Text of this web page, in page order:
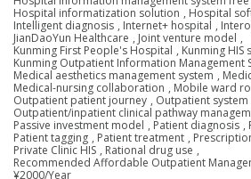
Hospital informatization solution , Hospital
Intelligent diagnosis , Internet+ hospital ,
JianDaoYun Healthcare , Joint venture model ,
Kunming First People's Hospital , Kunming HIS
Kunming Outpatient Information Management
Medical aesthetics management system ,
Medical-nursing collaboration , Mobile ward
Outpatient patient journey , Outpatient
Outpatient/inpatient clinical pathway
Passive investment model , Patient diagnosis ,
Patient tagging , Patient treatment ,
Private Clinic HIS , Rational drug use ,
Recommended Affordable Outpatient
¥2000/Year